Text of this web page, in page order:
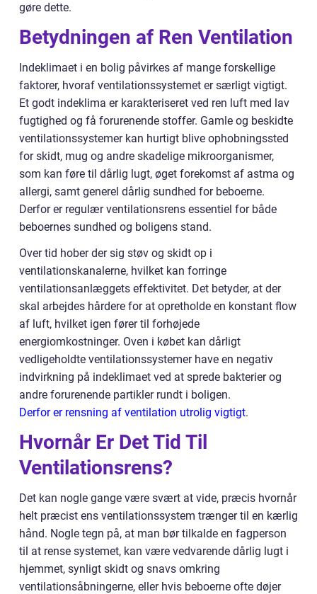
gøre dette.
Betydningen af Ren Ventilation
Indeklimaet i en bolig påvirkes af mange forskellige
faktorer, hvoraf ventilationssystemet er særligt vigtigt.
Et godt indeklima er karakteriseret ved ren luft med lav
fugtighed og få forurenende stoffer. Gamle og beskidte
ventilationssystemer kan hurtigt blive ophobningssted
for skidt, mug og andre skadelige mikroorganismer,
som kan føre til dårlig lugt, øget forekomst af astma og
allergi, samt generel dårlig sundhed for beboerne.
Derfor er regulær ventilationsrens essentiel for både
beboernes sundhed og boligens stand.
Over tid hober der sig støv og skidt op i
ventilationskanalerne, hvilket kan forringe
ventilationsanlæggets effektivitet. Det betyder, at der
skal arbejdes hårdere for at opretholde en konstant flow
af luft, hvilket igen fører til forhøjede
energiomkostninger. Oven i købet kan dårligt
vedligeholdte ventilationssystemer have en negativ
indvirkning på indeklimaet ved at sprede bakterier og
andre forurenende partikler rundt i boligen.
Derfor er rensning af ventilation utrolig vigtigt.
Hvornår Er Det Tid Til
Ventilationsrens?
Det kan nogle gange være svært at vide, præcis hvornår
helt præcist ens ventilationssystem trænger til en kærlig
hånd. Nogle tegn på, at man bør tilkalde en fagperson
til at rense systemet, kan være vedvarende dårlig lugt i
hjemmet, synligt skidt og snavs omkring
ventilationsåbningerne, eller hvis beboerne ofte døjer